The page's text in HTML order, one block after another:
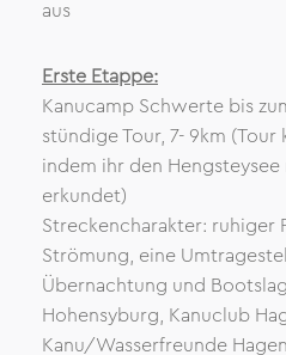
aus
Erste Etappe:
Kanucamp Schwerte bis
stündige Tour, 7- 9km
indem ihr den
erkundet)
Streckencharakter: ruhiger
Strömung, eine
Übernachtung und
Hohensyburg, Kanuclub
Kanu/Wasserfreunde Hagen